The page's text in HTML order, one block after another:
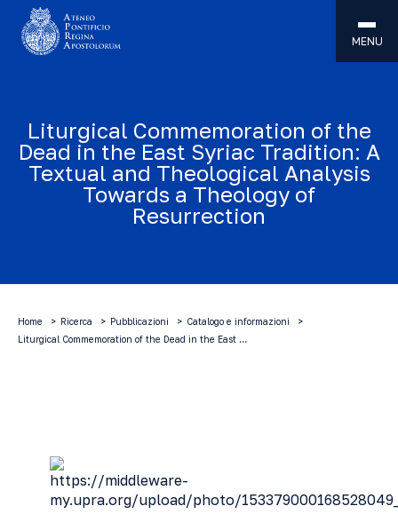
MENU
Liturgical Commemoration of the
Dead in the East Syriac Tradition: A
Textual and Theological Analysis
Towards a Theology of
Resurrection
Home Ricerca Pubblicazioni
Catalogo e informazioni
Liturgical Commemoration of the Dead in the East …